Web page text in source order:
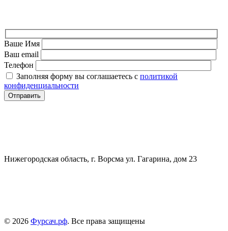
Ваше Имя
Ваш email
Телефон
Заполняя форму вы соглашаетесь с политикой
конфиденциальности
Нижегородская область, г. Ворсма ул. Гагарина, дом 23
© 2026 Фурсач.рф. Все права защищены